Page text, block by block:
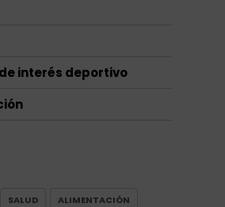
interés deportivo
SALUD ALIMENTACIÓN